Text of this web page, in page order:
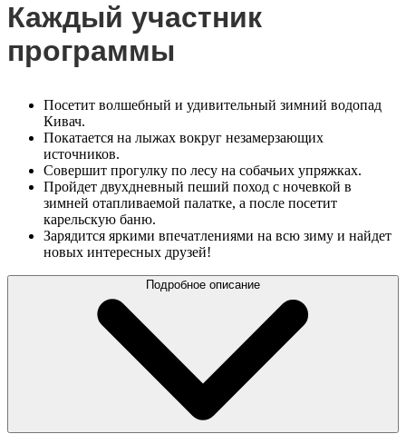
Каждый участник
программы
Посетит волшебный и удивительный зимний водопад
Кивач.
Покатается на лыжах вокруг незамерзающих
источников.
Совершит прогулку по лесу на собачьих упряжках.
Пройдет двухдневный пеший поход с ночевкой в
зимней отапливаемой палатке, а после посетит
карельскую баню.
Зарядится яркими впечатлениями на всю зиму и найдет
новых интересных друзей!
Подробное описание